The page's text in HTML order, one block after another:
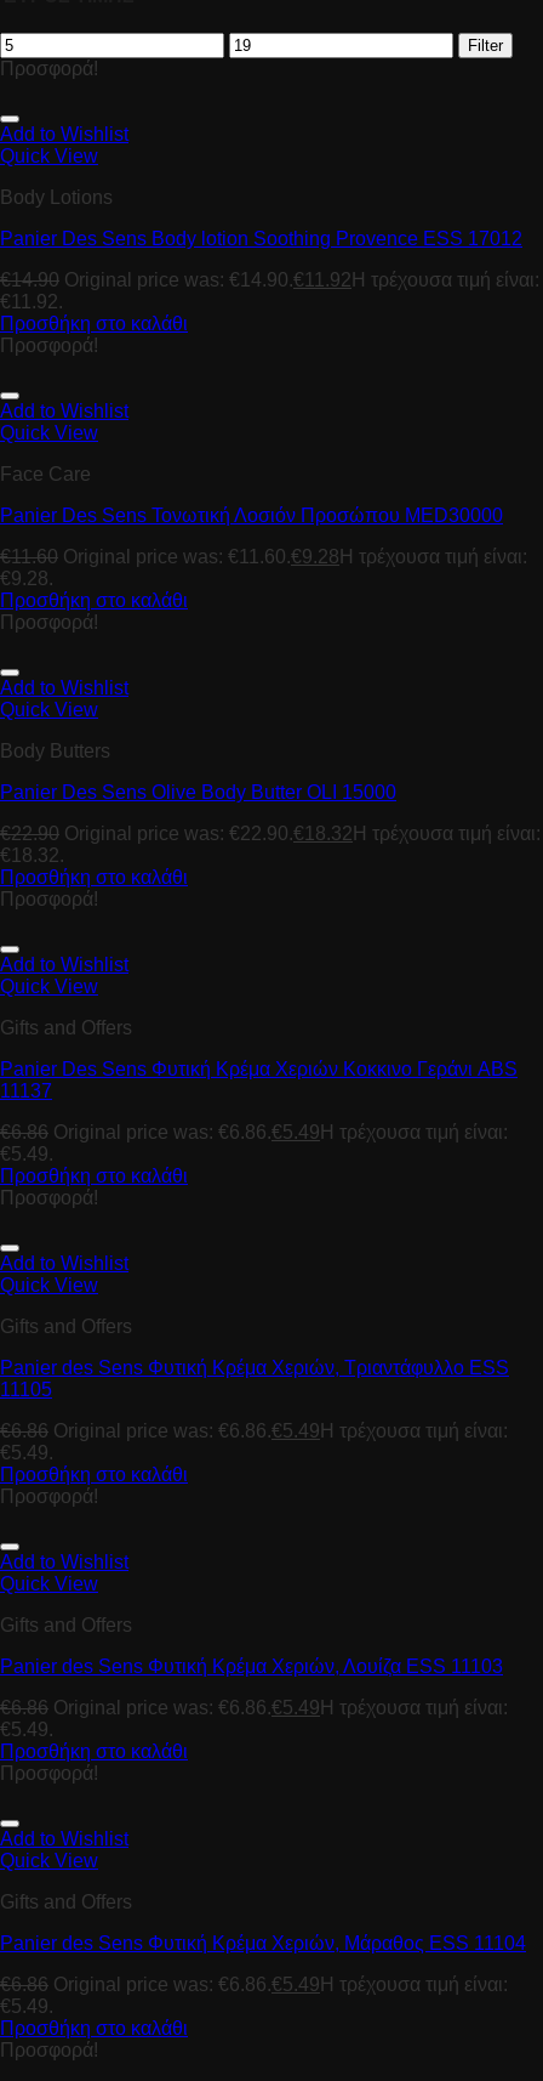
Filter
Προσφορά!
Add to Wishlist
Quick View
Body Lotions
Panier Des Sens Body lotion Soothing Provence ESS 17012
€14.90 Original price was: €14.90.€11.92 Η τρέχουσα τιμή είναι:
€11.92.
Προσθήκη στο καλάθι
Προσφορά!
Add to Wishlist
Quick View
Face Care
Panier Des Sens Toνωτική Λοσιόν Προσώπου MED30000
€11.60 Original price was: €11.60.€9.28 Η τρέχουσα τιμή είναι:
€9.28.
Προσθήκη στο καλάθι
Προσφορά!
Add to Wishlist
Quick View
Body Butters
Panier Des Sens Οlive Βody Βutter OLI 15000
€22.90 Original price was: €22.90.€18.32 Η τρέχουσα τιμή είναι:
€18.32.
Προσθήκη στο καλάθι
Προσφορά!
Add to Wishlist
Quick View
Gifts and Offers
Panier Des Sens Φυτική Κρέμα Χεριών Κοκκινο Γεράνι ABS
11137
€6.86 Original price was: €6.86.€5.49 Η τρέχουσα τιμή είναι:
€5.49.
Προσθήκη στο καλάθι
Προσφορά!
Add to Wishlist
Quick View
Gifts and Offers
Panier des Sens Φυτική Κρέμα Χεριών, Tριαντάφυλλο ESS
11105
€6.86 Original price was: €6.86.€5.49 Η τρέχουσα τιμή είναι:
€5.49.
Προσθήκη στο καλάθι
Προσφορά!
Add to Wishlist
Quick View
Gifts and Offers
Panier des Sens Φυτική Κρέμα Χεριών, Λουίζα ESS 11103
€6.86 Original price was: €6.86.€5.49 Η τρέχουσα τιμή είναι:
€5.49.
Προσθήκη στο καλάθι
Προσφορά!
Add to Wishlist
Quick View
Gifts and Offers
Panier des Sens Φυτική Κρέμα Χεριών, Μάραθος ESS 11104
€6.86 Original price was: €6.86.€5.49 Η τρέχουσα τιμή είναι:
€5.49.
Προσθήκη στο καλάθι
Προσφορά!